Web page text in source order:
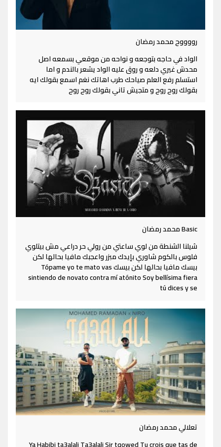
رووووح محمد رمضان
الواد في حاجه بتوجعه و نواحه من موقعي بسمعه اصل
محدش غيري دلعه و روق عليه الواد يشعر بالندم و اما
استسلم رفع العلم صياحك طرب اهاتك نغم اسمع بقولك ايه
بقولك روح روح و متجيش تاني بقولك روح روح
Basic محمد رمضان
شيلنا الشنطة من لوي ساعتي من رولي حر دراعي مش بيتلوي
فلوس بالكوم شاوري بإيدك مبزر واعجبك مافيا بحالها لكن
بيسك مافيا بحالها لكن بيسك Tópame yo te mato vas
sintiendo de novato contra mí atónito Soy bellísima fiera
tú dices y se
تعلالي محمد رمضان
Ya Habibi ta3alali Ta3alali Sir tqowed Tu crois que tas de